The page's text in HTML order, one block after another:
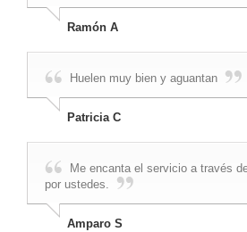
Ramón A
Huelen muy bien y aguantan
Patricia C
Me encanta el servicio a través
por ustedes.
Amparo S